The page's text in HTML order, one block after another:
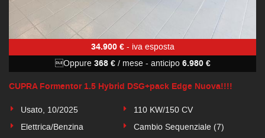
34.900 €- iva esposta
Oppure 368 €/ mese- anticipo 6.980 €
CUPRA Formentor 1.5 Hybrid DSG+pack Edge Nuova!!!!
Usato, 10/2025
110 KW/150 CV
Elettrica/Benzina
Cambio Sequenziale (7)